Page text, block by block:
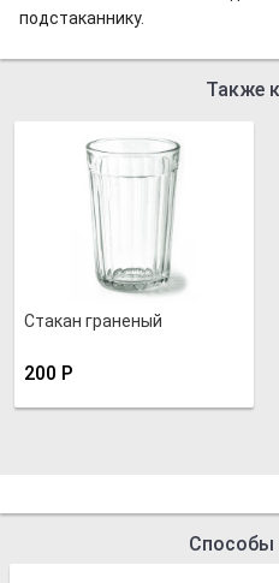
подстаканнику.
Также
Стакан граненый
200 Р
Способы